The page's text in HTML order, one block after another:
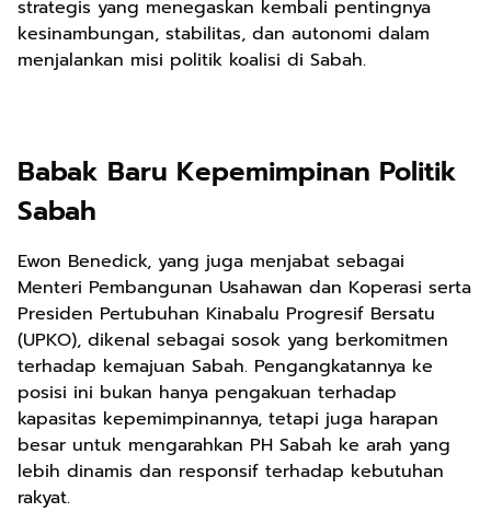
strategis yang menegaskan kembali pentingnya
kesinambungan, stabilitas, dan autonomi dalam
menjalankan misi politik koalisi di Sabah.
Babak Baru Kepemimpinan Politik
Sabah
Ewon Benedick, yang juga menjabat sebagai
Menteri Pembangunan Usahawan dan Koperasi serta
Presiden Pertubuhan Kinabalu Progresif Bersatu
(UPKO), dikenal sebagai sosok yang berkomitmen
terhadap kemajuan Sabah. Pengangkatannya ke
posisi ini bukan hanya pengakuan terhadap
kapasitas kepemimpinannya, tetapi juga harapan
besar untuk mengarahkan PH Sabah ke arah yang
lebih dinamis dan responsif terhadap kebutuhan
rakyat.